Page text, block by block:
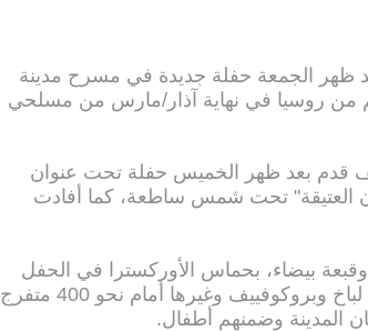
ظهر الجمعة حفلة جديدة في مسرح مدينة
من روسيا في نهاية آذار/مارس من مسلحي
قدم بعد ظهر الخميس حفلة تحت عنوان
العتيقة" تحت شمس ساطعة، كما أفادت
بيضاء، بحماس الأوركسترا في الحفل
الذي دام نحو ساعة وعزفت خلاله مقطوعات لباخ وبروكوفييف وغيرها أمام نحو 400 متفرج
المدينة وضمنهم أطفال.